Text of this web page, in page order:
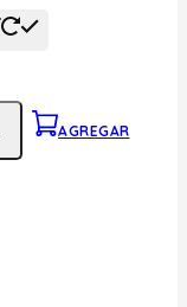
AGREGAR